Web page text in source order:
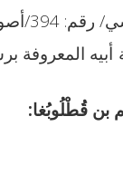
فقه.
المعروفة
بن قُطْلُوبُغا: